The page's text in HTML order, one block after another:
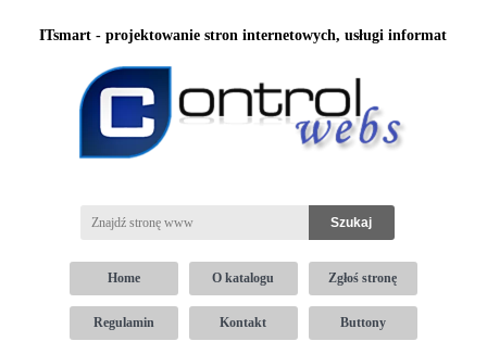
ITsmart - projektowanie stron internetowych, usługi informat
Home O katalogu Zgłoś stronę
Regulamin Kontakt Buttony